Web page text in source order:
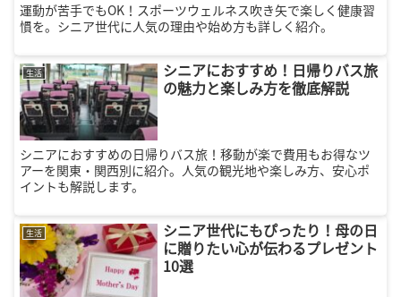
運動が苦手でもOK！スポーツウェルネス吹き矢で楽しく健康習
慣を。シニア世代に人気の理由や始め方も詳しく紹介。
生活
シニアにおすすめ！日帰りバス旅
の魅力と楽しみ方を徹底解説
シニアにおすすめの日帰りバス旅！移動が楽で費用もお得なツ
アーを関東・関西別に紹介。人気の観光地や楽しみ方、安心ポ
イントも解説します。
生活
シニア世代にもぴったり！母の日
に贈りたい心が伝わるプレゼント
10選